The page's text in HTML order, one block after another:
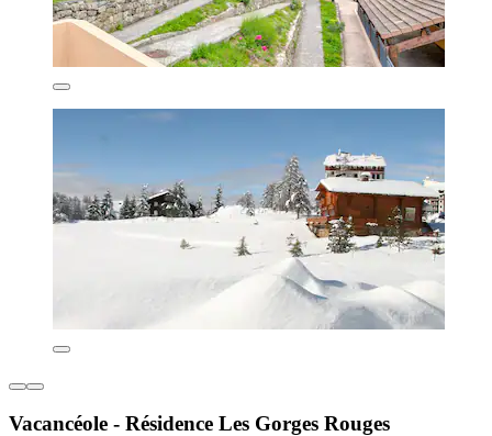
Vacancéole - Résidence Les Gorges Rouges